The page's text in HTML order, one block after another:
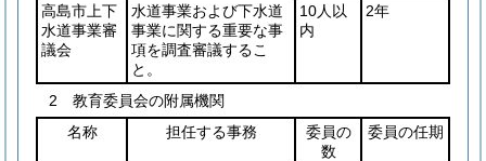
高島市上下
水道事業審
議会
水道事業および下水道
事業に関する重要な事
項を調査審議するこ
と。
10人以
内
2年
2 教育委員会の附属機関
名称
担任する事務
委員の
数
委員の任期